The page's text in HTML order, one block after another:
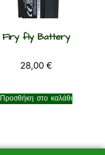
Firy fly Battery
28,00€
Προσθήκη στο καλάθι